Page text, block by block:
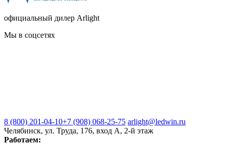
официальный дилер Arlight
Мы в соцсетях
8 (800) 201-04-10+7 (908) 068-25-75 arlight@ledwin.ru
Челябинск, ул. Труда, 176, вход А, 2-й этаж
Работаем: